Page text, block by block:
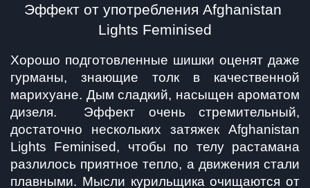
Эффект от употребления Afghanistan
Lights Feminised
Хорошо подготовленные шишки оценят даже
гурманы, знающие толк в качественной
марихуане. Дым сладкий, насыщен ароматом
дизеля.  Эффект очень стремительный,
достаточно нескольких затяжек Afghanistan
Lights Feminised, чтобы по телу растамана
разлилось приятное тепло, а движения стали
плавными. Мысли курильщика очищаются от